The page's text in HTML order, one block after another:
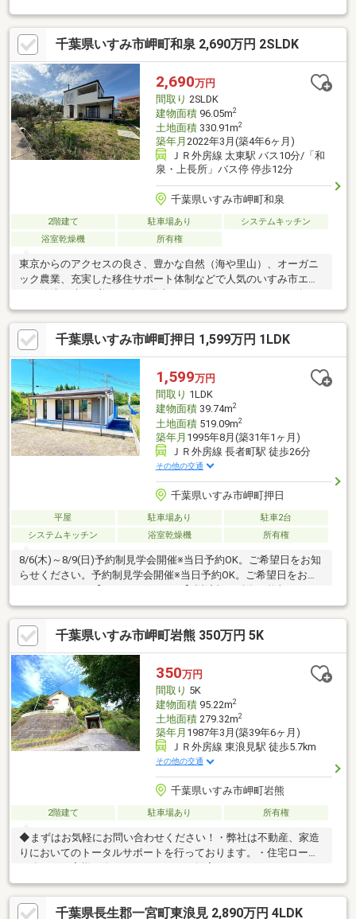
の価格変更や、物件の状況もいち早くわかって便利な『お気に入
り追加』をぜひご利用ください♪
千葉県いすみ市岬町和泉 2,690万円 2SLDK
2,690万円
間取り 2SLDK
建物面積96.05m2
土地面積330.91m2
築年月 2022年3月(築4年6ヶ月)
ＪＲ外房線 太東駅 バス10分/「和
泉・上長所」バス停 停歩12分
千葉県いすみ市岬町和泉
2階建て 駐車場あり
システムキッチン
浴室乾燥機
所有権
東京からのアクセスの良さ、豊かな自然（海や里山）、オーガニ
ック農業、充実した移住サポート体制などで人気のいすみ市エリ
環境♪２２帖の広々リビングに並列３台可能な駐車スペース、薪ス
トーブも完備♪薪ストーブは太陽のような熱で、床や壁、身体の芯
から暖めてくれて、停電時も暖房・調理に使える防災性や、環境
に優しい点も魅力です♪・自社グループで住宅ローンを取り扱って
いる弊社だからこそ出来るご提案がございます！貸金業務取扱主
任者の資格保有者も居ますので、不動産会社選びで迷っている方
はぜひ一度ご相談ください♪
千葉県いすみ市岬町押日 1,599万円 1LDK
1,599万円
間取り 1LDK
建物面積39.74m2
土地面積519.09m2
築年月 1995年8月(築31年1ヶ月)
ＪＲ外房線 長者町駅 徒歩26分
その他の交通
千葉県いすみ市岬町押日
平屋 駐車場あり
駐車2台
システムキッチン
浴室乾燥機 所有権
8/6(木)～8/9(日)予約制見学会開催※当日予約OK。ご希望日をお知
らせください。予約制見学会開催※当日予約OK。ご希望日をお知
お客様のご希望にあわせてご提案。住宅ローンが初めての方でも
お気軽にご相談ください。●リフォーム内容シロアリ防除工事
【リフォーム内容】●外部工事外壁塗装、屋根塗装、駐車場拡張
（縦並列６台）、建物回り砕石敷き込み、庭整地●内部工事水廻
り新品交換(システムキッチン・ユニットバス・トイレ・洗面化粧
台)、クロス・網戸張替、床フローリング重張、照明器具交換、
TVドアホ
千葉県いすみ市岬町岩熊 350万円 5K
350万円
間取り 5K
建物面積95.22m2
土地面積279.32m2
築年月 1987年3月(築39年6ヶ月)
ＪＲ外房線 東浪見駅 徒歩5.7km
その他の交通
千葉県いすみ市岬町岩熊
2階建て 駐車場あり 所有権
◆まずはお気軽にお問い合わせください！・弊社は不動産、家造
りにおいてのトータルサポートを行っております。・住宅ローン
す。・スタッフ一同、誠心誠意ご対応させていただきます！◆経
験知識が豊富なスタッフが在籍！迅速な対応を心掛けておりま
す。・お問合せを受けてから即日ご対応をさせていただきま
千葉県長生郡一宮町東浪見 2,890万円 4LDK